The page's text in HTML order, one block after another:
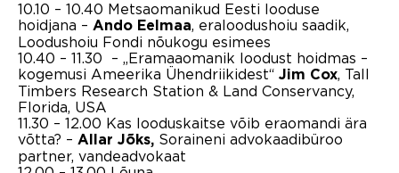
10.10 – 10.40 Metsaomanikud Eesti looduse
hoidjana – Ando Eelmaa, eraloodushoiu saadik,
Loodushoiu Fondi nõukogu esimees
10.40 – 11.30 – „Eramaaomanik loodust hoidmas –
kogemusi Ameerika Ühendriikidest“ Jim Cox, Tall
Timbers Research Station & Land Conservancy,
Florida, USA
11.30 – 12.00 Kas looduskaitse võib eraomandi ära
võtta? – Allar Jõks, Soraineni advokaadibüroo
partner, vandeadvokaat